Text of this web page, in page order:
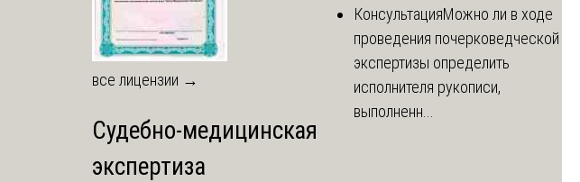
все лицензии →
Судебно-медицинская
экспертиза
КонсультацияМожно ли в ходе
проведения почерковедческой
экспертизы определить
исполнителя рукописи,
выполненн...